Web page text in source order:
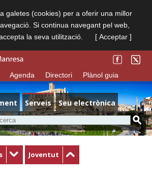
galetes (cookies) per a oferir una millor
Si continua navegant pel web,
la seva utilització.
[ Acceptar ]
Agenda Directori Plànol guia
Serveis
Seu electrònica
Joventut